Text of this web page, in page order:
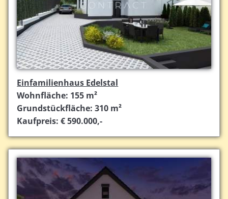
Einfamilienhaus Edelstal
Wohnfläche: 155 m²
Grundstückfläche: 310 m²
Kaufpreis: € 590.000,-